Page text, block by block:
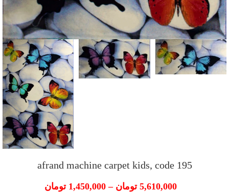
afrand machine carpet kids, code 195
1,450,000 تومان – 5,610,000 تومان